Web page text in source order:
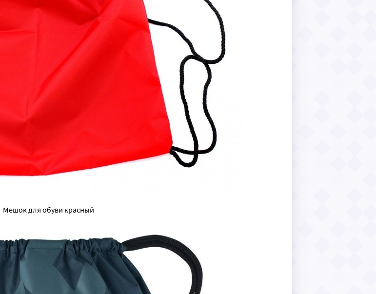
Мешок для обуви красный